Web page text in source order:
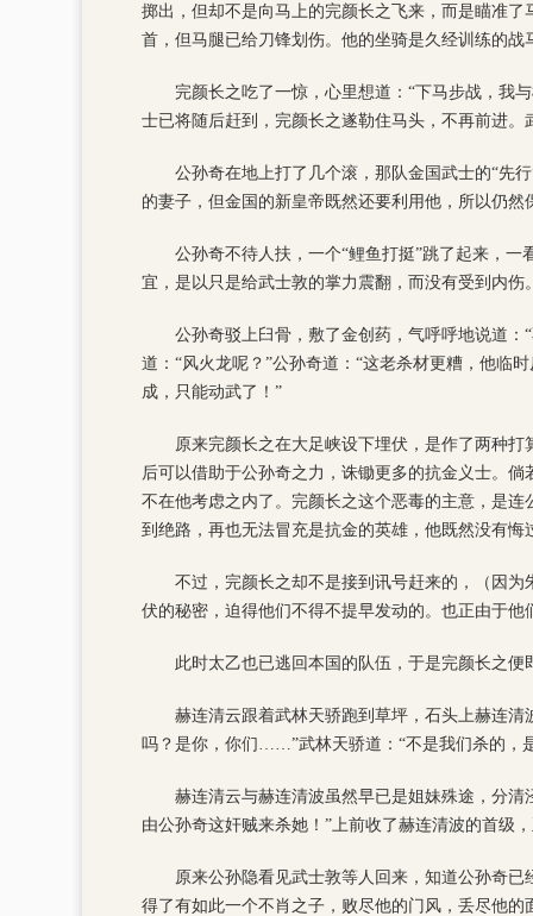
掷出，但却不是向马上的完颜长之飞来，而是瞄准
首，但马腿已给刀锋划伤。他的坐骑是久经训练的
完颜长之吃了一惊，心里想道：“下马步战，我
士已将随后赶到，完颜长之遂勒住马头，不再前进
公孙奇在地上打了几个滚，那队金国武士的“先
的妻子，但金国的新皇帝既然还要利用他，所以仍然
公孙奇不待人扶，一个“鲤鱼打挺”跳了起来，
宜，是以只是给武士敦的掌力震翻，而没有受到内
公孙奇驳上臼骨，敷了金创药，气呼呼地说道
道：“风火龙呢？”公孙奇道：“这老杀材更糟，他临
成，只能动武了！”
原来完颜长之在大足峡设下埋伏，是作了两种
后可以借助于公孙奇之力，诛锄更多的抗金义士。
不在他考虑之内了。完颜长之这个恶毒的主意，是
到绝路，再也无法冒充是抗金的英雄，他既然没有
不过，完颜长之却不是接到讯号赶来的，（因
伏的秘密，迫得他们不得不提早发动的。也正由于
此时太乙也已逃回本国的队伍，于是完颜长之
赫连清云跟着武林天骄跑到草坪，石头上赫连
吗？是你，你们……”武林天骄道：“不是我们杀的，
赫连清云与赫连清波虽然早已是姐妹殊途，分
由公孙奇这奸贼来杀她！”上前收了赫连清波的首级
原来公孙隐看见武士敦等人回来，知道公孙奇
得了有如此一个不肖之子，败尽他的门风，丢尽他